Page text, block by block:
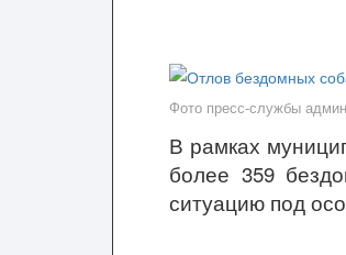
Фото пресс-службы
В рамках
более 359
ситуацию под